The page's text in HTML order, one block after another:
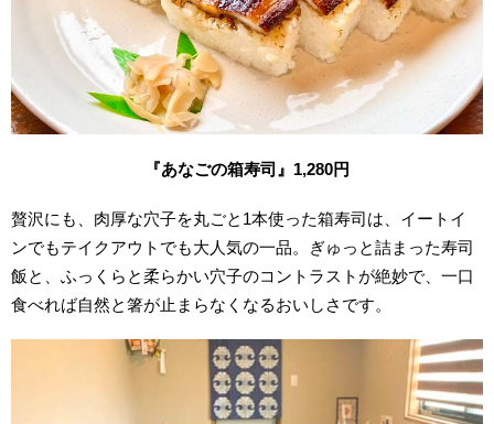
『あなごの箱寿司』1,280円
贅沢にも、肉厚な穴子を丸ごと1本使った箱寿司は、イートイ
ンでもテイクアウトでも大人気の一品。ぎゅっと詰まった寿司
飯と、ふっくらと柔らかい穴子のコントラストが絶妙で、一口
食べれば自然と箸が止まらなくなるおいしさです。